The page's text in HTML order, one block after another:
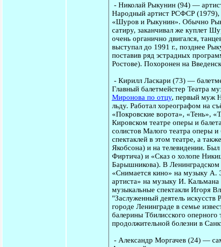
- Николай Рыкунин (94) —
Народный артист РСФСР (1979), с
«Шуров и Рыкунин». Обычно
сатиру, заканчивал же куплет
очень органично двигался,
выступал до 1991 г., позднее
поставив ряд эстрадных
Ростове). Похоронен на
- Кирилл Ласкари (73) —
Главный балетмейстер Театра
Миронова по отцу, первый муж
льду. Работал хореографом на
«Покровские ворота», «Тень»,
Кировском театре оперы и
солистов Малого театра оперы
спектаклей в этом театре, а
Якобсона) и на телевидении.
Фиртича) и «Сказ о холопе
Барышникова). В Ленинградском
«Снимается кино» на музыку
артиста» на музыку И. Кальмана
музыкальные спектакли Игоря
"Заслуженный деятель
городе Ленинграде в семье
балерины Тбилисского
продолжительной болезни в
- Александр Моргачев (24) —